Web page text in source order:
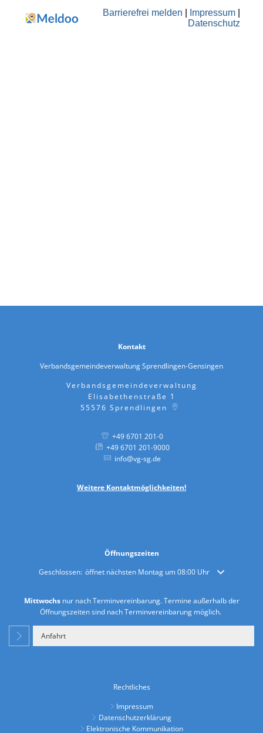
Kontakt
Verbandsgemeindeverwaltung Sprendlingen-Gensingen
Verbandsgemeindeverwaltung
Elisabethenstraße 1
55576 Sprendlingen
+49 6701 201-0
+49 6701 201-9000
info@vg-sg.de
Weitere Kontaktmöglichkeiten!
Öffnungszeiten
Klicken, um weitere Öffnungs- oder Schließzeiten auszublenden
Geschlossen: öffnet nächsten Montag um 08:00 Uhr
Mittwochs nur nach Terminvereinbarung. Termine außerhalb der
Öffnungszeiten sind nach Terminvereinbarung möglich.
Anfahrt
Rechtliches
Impressum
Datenschutzerklärung
Elektronische Kommunikation